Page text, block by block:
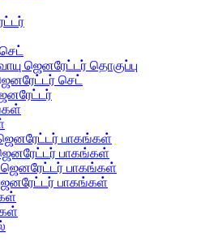
ஜெனரேட்டர் தொகுப்பு
செட்
பாகங்கள்
ஜெனரேட்டர் பாகங்கள்
பாகங்கள்
பாகங்கள்